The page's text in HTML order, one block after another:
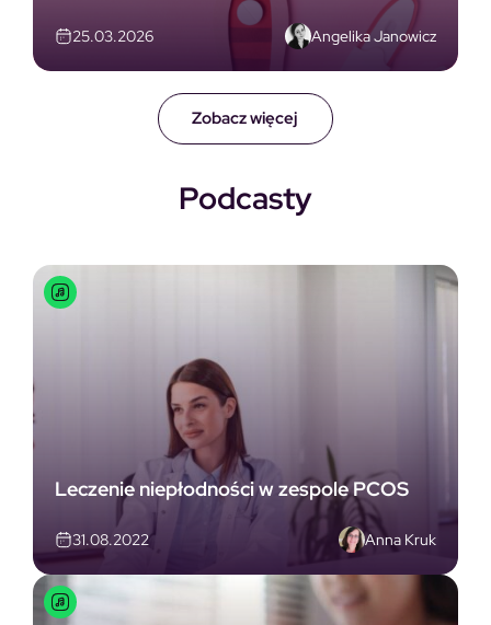
Zobacz więcej
25.03.2026 Angelika Janowicz
Podcasty
Leczenie niepłodności w zespole PCOS
31.08.2022 Anna Kruk